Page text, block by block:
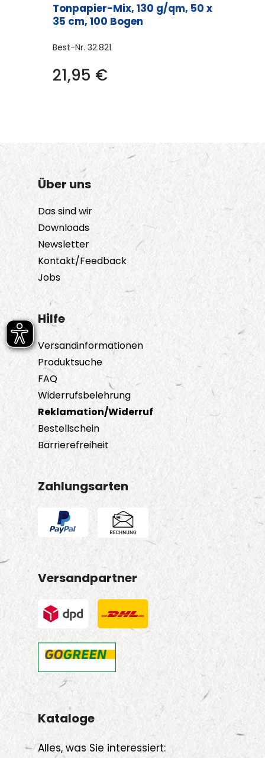
Tonpapier-Mix, 130 g/qm, 50 x
35 cm, 100 Bogen
Best-Nr. 32.821
21,95 €
Über uns
Das sind wir
Downloads
Newsletter
Kontakt/Feedback
Jobs
Hilfe
Versandinformationen
Produktsuche
FAQ
Widerrufsbelehrung
Reklamation/Widerruf
Bestellschein
Barrierefreiheit
Zahlungsarten
Versandpartner
Kataloge
Alles, was Sie interessiert: